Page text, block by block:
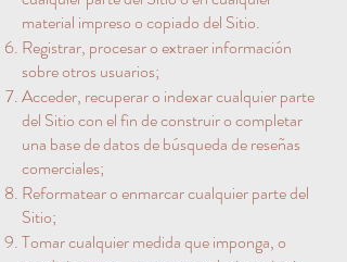
material impreso o copiado del Sitio.
Registrar, procesar o extraer información
sobre otros usuarios;
Acceder, recuperar o indexar cualquier parte
del Sitio con el fin de construir o completar
una base de datos de búsqueda de reseñas
comerciales;
Reformatear o enmarcar cualquier parte del
Sitio;
Tomar cualquier medida que imponga, o